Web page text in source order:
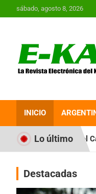
al
sábado, agosto 8, 2026
Karting
INICIO
Lo último
Campeonato Clausura
Destacadas